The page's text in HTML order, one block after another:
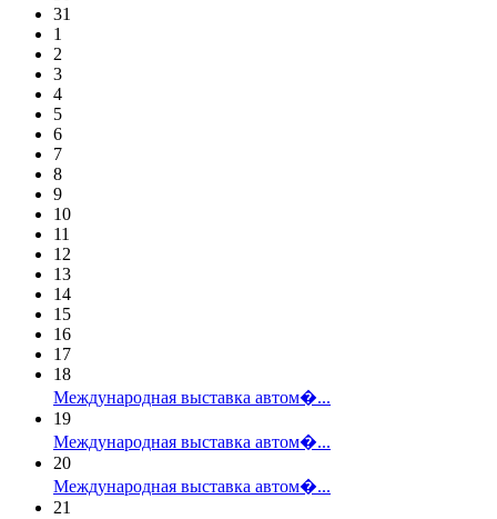
31
1
2
3
4
5
6
7
8
9
10
11
12
13
14
15
16
17
18
Международная выставка автом�...
19
Международная выставка автом�...
20
Международная выставка автом�...
21